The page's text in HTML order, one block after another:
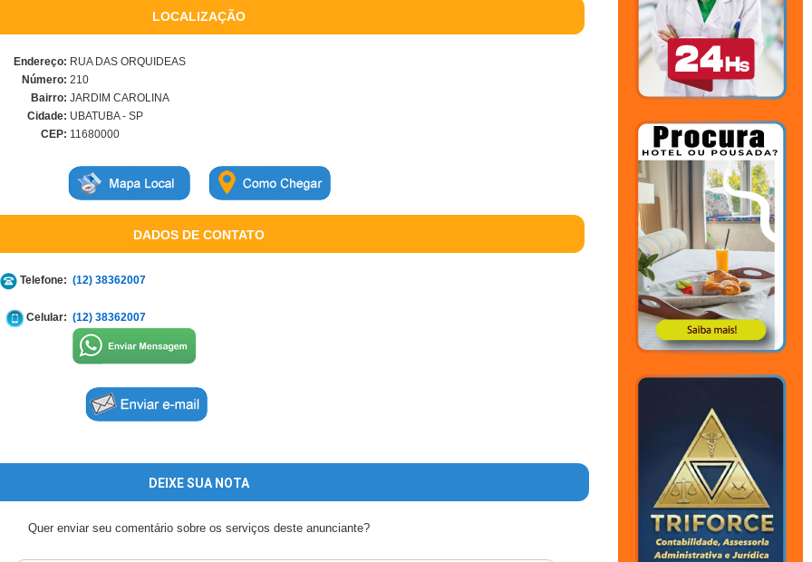
LOCALIZAÇÃO
Endereço: RUA DAS ORQUIDEAS
Número: 210
Bairro: JARDIM CAROLINA
Cidade: UBATUBA - SP
CEP: 11680000
DADOS DE CONTATO
Telefone: (12) 38362007
Celular: (12) 38362007
DEIXE SUA NOTA
Quer enviar seu comentário sobre os serviços deste anunciante?